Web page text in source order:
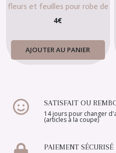
fleurs et feuilles pour robe de
mariée
4€
AJOUTER AU PANIER
SATISFAIT OU
14 jours pour changer
(articles à la coupe)
PAIEMENT SÉCURISÉ